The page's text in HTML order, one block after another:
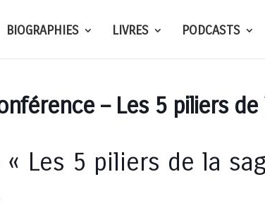
BIOGRAPHIES LIVRES PODCASTS
– Les 5 piliers de
Les 5 piliers de la